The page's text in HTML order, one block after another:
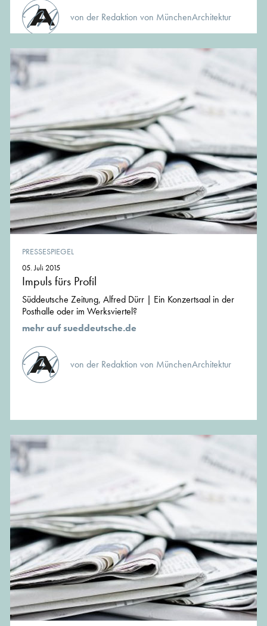
von der Redaktion von MünchenArchitektur
PRESSESPIEGEL
05. Juli 2015
Impuls fürs Profil
Süddeutsche Zeitung, Alfred Dürr | Ein Konzertsaal in der
Posthalle oder im Werksviertel?
mehr auf sueddeutsche.de
von der Redaktion von MünchenArchitektur